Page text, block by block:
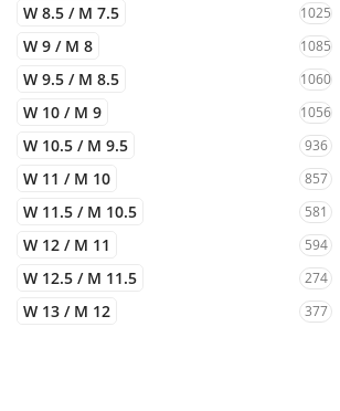
W 8.5 / M 7.5 1025
W 9 / M 8 1085
W 9.5 / M 8.5 1060
W 10 / M 9 1056
W 10.5 / M 9.5 936
W 11 / M 10 857
W 11.5 / M 10.5 581
W 12 / M 11 594
W 12.5 / M 11.5 274
W 13 / M 12 377